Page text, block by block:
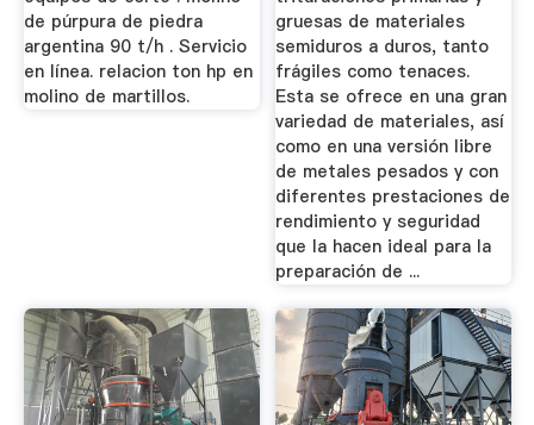
de púrpura de piedra
argentina 90 t/h . Servicio
en línea. relacion ton hp en
molino de martillos.
gruesas de materiales
semiduros a duros, tanto
frágiles como tenaces.
Esta se ofrece en una gran
variedad de materiales, así
como en una versión libre
de metales pesados y con
diferentes prestaciones de
rendimiento y seguridad
que la hacen ideal para la
preparación de ...